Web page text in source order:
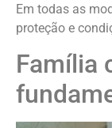
Em todas as
proteção e
Família